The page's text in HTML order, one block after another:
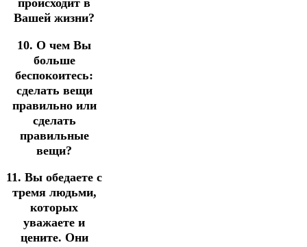
происходит в
Вашей жизни?
10. О чем Вы
больше
беспокоитесь:
сделать вещи
правильно или
сделать
правильные
вещи?
11. Вы обедаете с
тремя людьми,
которых
уважаете и
цените. Они